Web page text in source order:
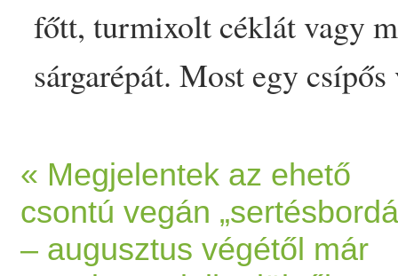
főtt,turmixolt céklát vagy
sárgarépát. Most egy csípős
szezámmagolaj/­­olívaolaj2-
köménykoriander, só –
« Megjelentek az ehető
csontú vegán
– augusztus végétől már